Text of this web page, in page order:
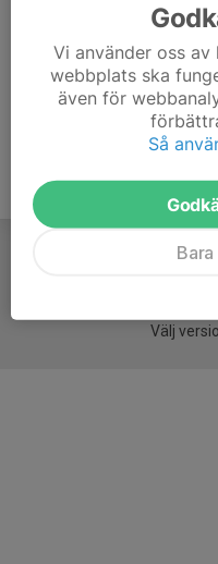
Välj
Vi använder oss
webbplats ska
även för
Så